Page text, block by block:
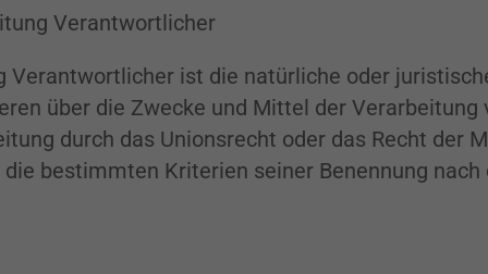
Verantwortlicher
ist die natürliche oder
über die Zwecke und Mittel der
durch das Unionsrecht oder das Recht der
bestimmten Kriterien seiner Benennung